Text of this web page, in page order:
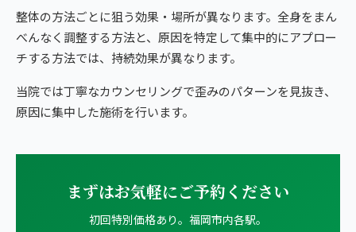
整体の方法ごとに狙う効果・場所が異なります。全身をまん
べんなく調整する方法と、原因を特定して集中的にアプロー
チする方法では、持続効果が異なります。
当院では丁寧なカウンセリングで歪みのパターンを見抜き、
原因に集中した施術を行います。
まずはお気軽にご予約ください
初回特別価格あり。福岡市内各駅。